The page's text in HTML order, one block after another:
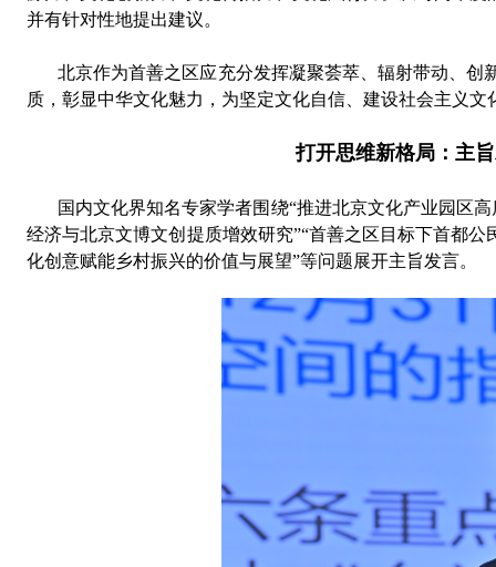
并有针对性地提出建议。
北京作为首善之区应充分发挥凝聚荟萃、辐射带动、创
质，彰显中华文化魅力，为坚定文化自信 建设社会主义文
打开思维新格局 ： 主旨
国内文化界知名专家学者围绕“推进北京文化产业园区
经济与北京文博文创 提质增效研究”“首善之区目标下首都公
化创意赋能乡村振兴的价值与展望”等问题展开主旨发言。